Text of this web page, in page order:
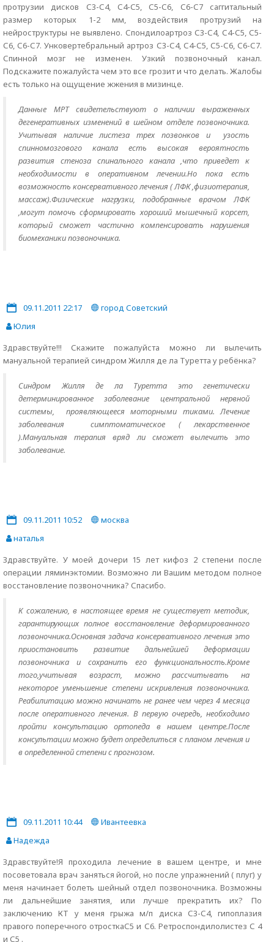
протрузии дисков С3-С4, С4-С5, С5-С6, С6-С7 саггитальный
размер которых 1-2 мм, воздействия протрузий на
нейроструктуры не выявлено. Спондилоартроз С3-С4, С4-С5, С5-
С6, С6-С7. Унковертебральный артроз С3-С4, С4-С5, С5-С6, С6-С7.
Спинной мозг не изменен. Узкий позвоночный канал.
Подскажите пожалуйста чем это все грозит и что делать. Жалобы
есть только на ощущение жжения в мизинце.
Данные МРТ свидетельствуют о наличии выраженных
дегенеративных изменений в шейном отделе позвоночника.
Учитывая наличие листеза трех позвонков и узость
спинномозгового канала есть высокая вероятность
развития стеноза спинального канала ,что приведет к
необходимости в оперативном лечении.Но пока есть
возможность консервативного лечения ( ЛФК ,физиотерапия,
массаж).Физические нагрузки, подобранные врачом ЛФК
,могут помочь сформировать хороший мышечный корсет,
который сможет частично компенсировать нарушения
биомеханики позвоночника.
09.11.2011 22:17
город Советский
Юлия
Здравствуйте!!! Скажите пожалуйста можно ли вылечить
мануальной терапией синдром Жилля де ла Туретта у ребёнка?
Синдром Жилля де ла Туретта это генетически
детерминированное заболевание центральной нервной
системы, проявляющееся моторными тиками. Лечение
заболевания симптоматическое ( лекарственное
).Мануальная терапия вряд ли сможет вылечить это
заболевание.
09.11.2011 10:52
москва
наталья
Здравствуйте. У моей дочери 15 лет кифоз 2 степени после
операции ляминэктомии. Возможно ли Вашим методом полное
восстановление позвоночника? Спасибо.
К сожалению, в настоящее время не существует методик,
гарантирующих полное восстановление деформированного
позвоночника.Основная задача консервативного лечения это
приостановить развитие дальнейшей деформации
позвоночника и сохранить его функциональность.Кроме
того,учитывая возраст, можно рассчитывать на
некоторое уменьшение степени искривления позвоночника.
Реабилитацию можно начинать не ранее чем через 4 месяца
после оперативного лечения. В первую очередь, необходимо
пройти консультацию ортопеда в нашем центре.После
консультации можно будет определиться с планом лечения и
в определенной степени с прогнозом.
09.11.2011 10:44
Ивантеевка
Надежда
Здравствуйте!Я проходила лечение в вашем центре, и мне
посоветовала врач заняться йогой, но после упражнений ( плуг) у
меня начинает болеть шейный отдел позвоночника. Возможны
ли дальнейшие занятия, или лучше прекратить их? По
заключению КТ у меня грыжа м/п диска С3-С4, гипоплазия
правого поперечного отросткаС5 и С6. Ретроспондилолистез С 4
и С5 .